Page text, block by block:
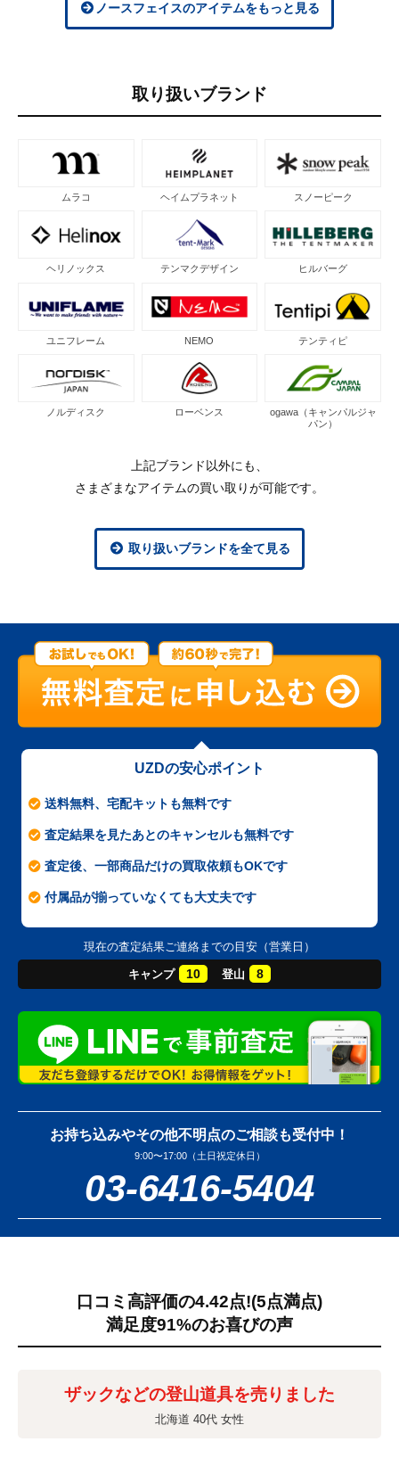
ノースフェイスのアイテムをもっと見る
取り扱いブランド
ムラコ ヘイムプラネット スノーピーク
ヘリノックス テンマクデザイン ヒルバーグ
ユニフレーム NEMO テンティピ
ノルディスク ローベンス
ogawa（キャンパルジャ
パン）
上記ブランド以外にも、
さまざまなアイテムの買い取りが可能です。
取り扱いブランドを全て見る
UZDの安心ポイント
送料無料、宅配キットも無料です
査定結果を見たあとのキャンセルも無料です
査定後、一部商品だけの買取依頼もOKです
付属品が揃っていなくても大丈夫です
現在の査定結果ご連絡までの目安（営業日）
キャンプ 10 登山 8
お持ち込みやその他不明点のご相談も受付中！
9:00〜17:00（土日祝定休日）
03-6416-5404
口コミ高評価の4.42点!(5点満点)
満足度91%のお喜びの声
ザックなどの登山道具を売りました
北海道 40代 女性